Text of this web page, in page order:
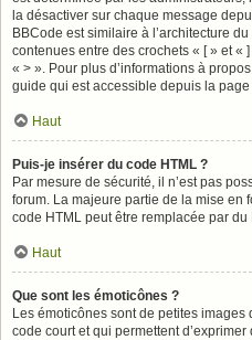
la désactiver sur chaque message
BBCode est similaire à l’architecture
contenues entre des crochets « [ » et «
« > ». Pour plus d’informations à
guide qui est accessible depuis la
Haut
Puis-je insérer du code HTML ?
Par mesure de sécurité, il n’est pas
forum. La majeure partie de la mise en
code HTML peut être remplacée par du
Haut
Que sont les émoticônes ?
Les émoticônes sont de petites
code court et qui permettent